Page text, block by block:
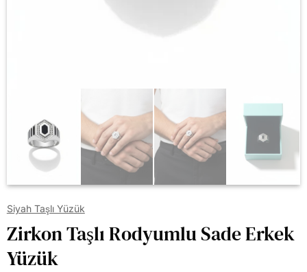
Siyah Taşlı Yüzük
Zirkon Taşlı Rodyumlu Sade Erkek
Yüzük